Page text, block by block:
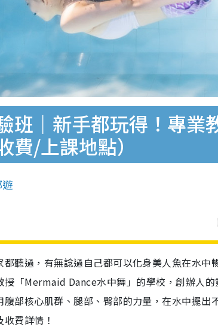
班｜新手都玩得！專
費/上課地點）
都聽過，有無諗過自己都可以化身美人魚在水
授「Mermaid Dance水中舞」的學校，創辦人
部核心肌群、腿部、臀部的力量，在水中擺出
費詳情！